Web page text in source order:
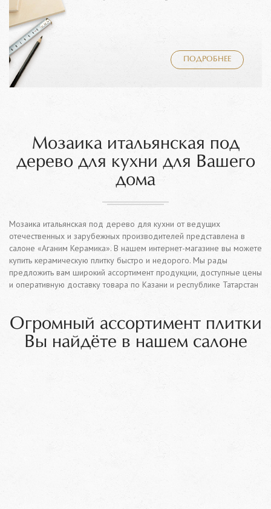
ПОДРОБНЕЕ
Мозаика итальянская под
дерево для кухни для Вашего
дома
Мозаика итальянская под дерево для кухни от ведущих
отечественных и зарубежных производителей представлена в
салоне «Аганим Керамика». В нашем интернет-магазине вы можете
купить керамическую плитку быстро и недорого. Мы рады
предложить вам широкий ассортимент продукции, доступные цены
и оперативную доставку товара по Казани и республике Татарстан
Огромный ассортимент плитки
Вы найдёте в нашем салоне